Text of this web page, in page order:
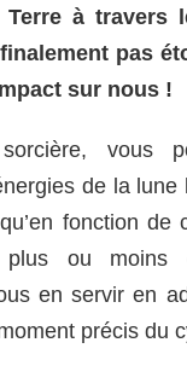
à travers
pas
sur nous !
vous
de la lune
fonction de
ou moins
en servir en
précis du